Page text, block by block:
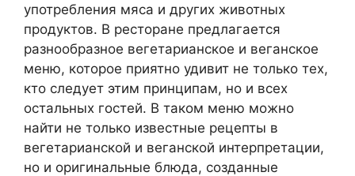
употребления мяса и других животных
продуктов. В ресторане предлагается
разнообразное вегетарианское и веганское
меню, которое приятно удивит не только тех,
кто следует этим принципам, но и всех
остальных гостей. В таком меню можно
найти не только известные рецепты в
вегетарианской и веганской интерпретации,
но и оригинальные блюда, созданные